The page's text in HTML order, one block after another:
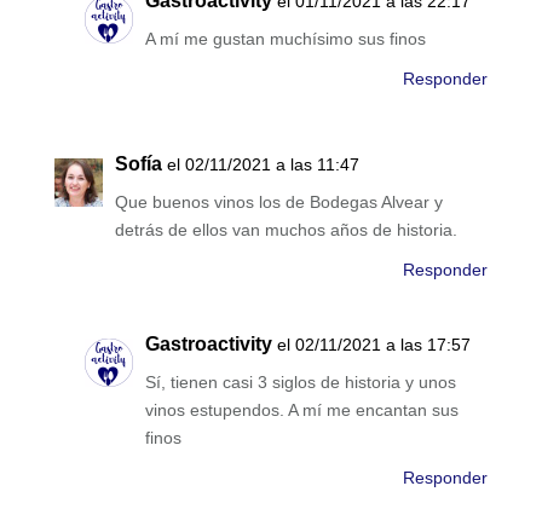
A mí me gustan muchísimo sus finos
Responder
Sofía el 02/11/2021 a las 11:47
Que buenos vinos los de Bodegas Alvear y
detrás de ellos van muchos años de historia.
Responder
Gastroactivity el 02/11/2021 a las 17:57
Sí, tienen casi 3 siglos de historia y unos
vinos estupendos. A mí me encantan sus
finos
Responder